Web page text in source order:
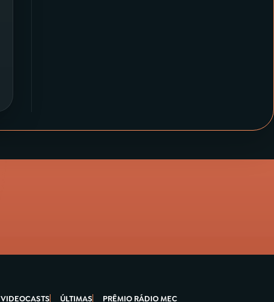
VIDEOCASTS ÚLTIMAS PRÊMIO RÁDIO MEC